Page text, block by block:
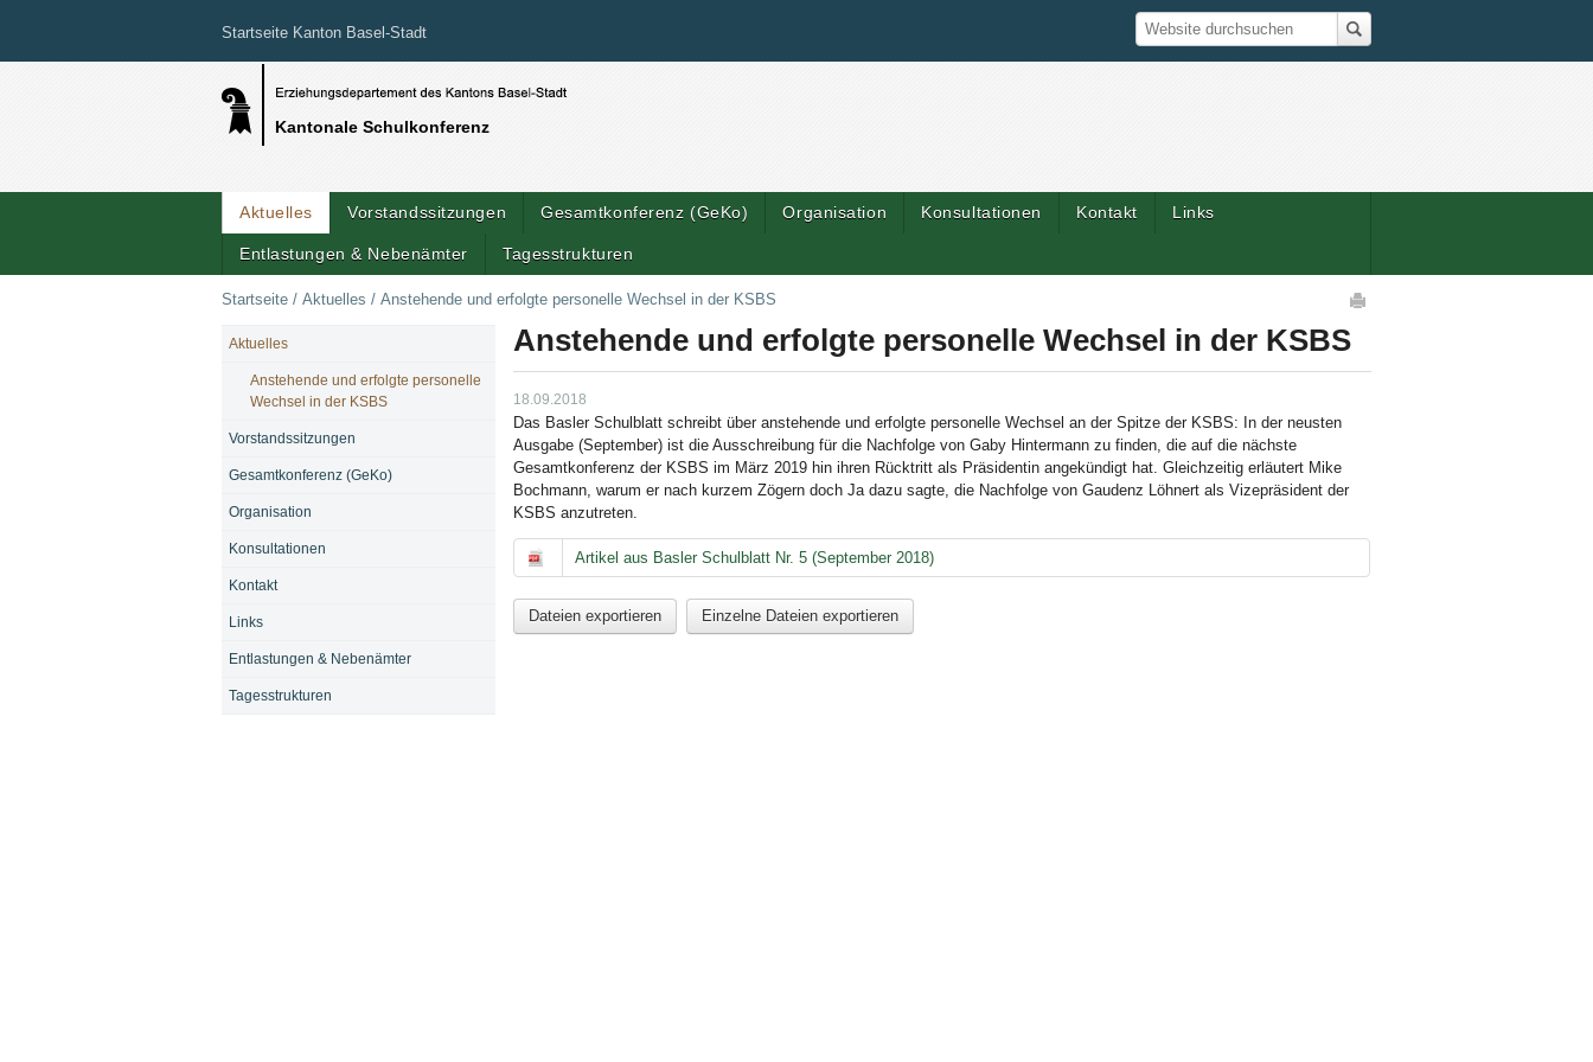
Startseite Kanton Basel-Stadt
Kantonale Schulkonferenz
Suche
Website durchsuchen
Aktuelles Vorstandssitzungen Gesamtkonferenz (GeKo) Organisation Konsultationen Kontakt Links
Entlastungen & Nebenämter Tagesstrukturen
Startseite / Aktuelles / Anstehende und erfolgte personelle Wechsel in der KSBS
Anstehende und erfolgte personelle Wechsel in der KSBS
18.09.2018
Das Basler Schulblatt schreibt über anstehende und erfolgte personelle Wechsel an der Spitze der KSBS: In der neusten
Ausgabe (September) ist die Ausschreibung für die Nachfolge von Gaby Hintermann zu finden, die auf die nächste
Gesamtkonferenz der KSBS im März 2019 hin ihren Rücktritt als Präsidentin angekündigt hat. Gleichzeitig erläutert Mike
Bochmann, warum er nach kurzem Zögern doch Ja dazu sagte, die Nachfolge von Gaudenz Löhnert als Vizepräsident der
KSBS anzutreten.
Anstehende und erfolgte personelle Wechsel in der KSBS
Artikel aus Basler Schulblatt Nr. 5 (September 2018)
Dateien exportieren Einzelne Dateien exportieren
NAVIGATION
Aktuelles
Anstehende und erfolgte personelle
Wechsel in der KSBS
Vorstandssitzungen
Gesamtkonferenz (GeKo)
Organisation
Konsultationen
Kontakt
Links
Entlastungen & Nebenämter
Tagesstrukturen